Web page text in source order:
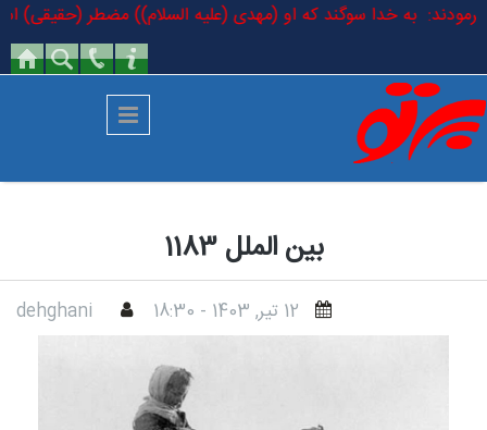
رفتن به محتوای اصلی
فرمودند: به خدا سوگند که او (مهدی (علیه السلام)) مضطر
بین الملل 1183
12 تير, 1403 - 18:30 dehghani